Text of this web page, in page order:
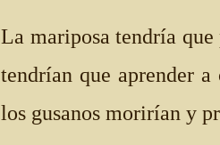
La mariposa tendría que
tendrían que aprender
los gusanos morirían y